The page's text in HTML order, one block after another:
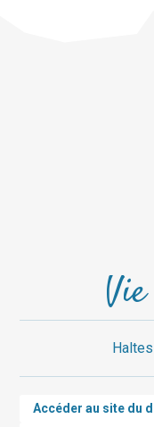
Accéder au site du